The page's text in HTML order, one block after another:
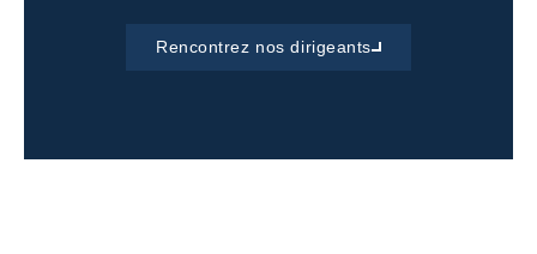
Rencontrez nos dirigeants